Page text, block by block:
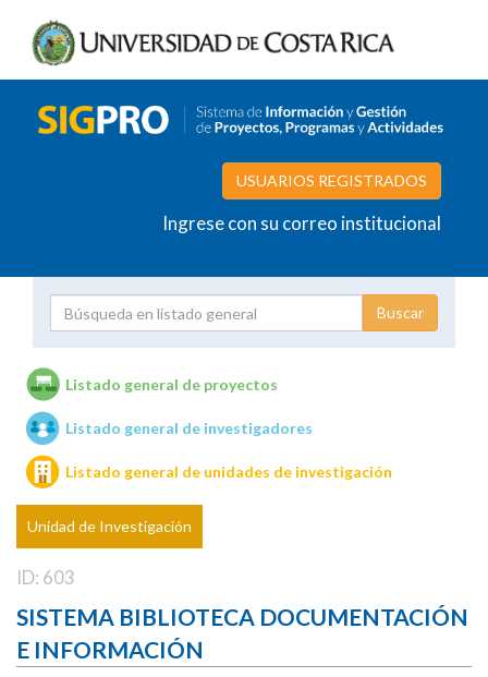
USUARIOS REGISTRADOS
Ingrese con su correo institucional
Unidades de investigación
Listado general de proyectos
Listado general de investigadores
Listado general de unidades de investigación
Unidad de Investigación
ID: 603
SISTEMA BIBLIOTECA DOCUMENTACIÓN
E INFORMACIÓN